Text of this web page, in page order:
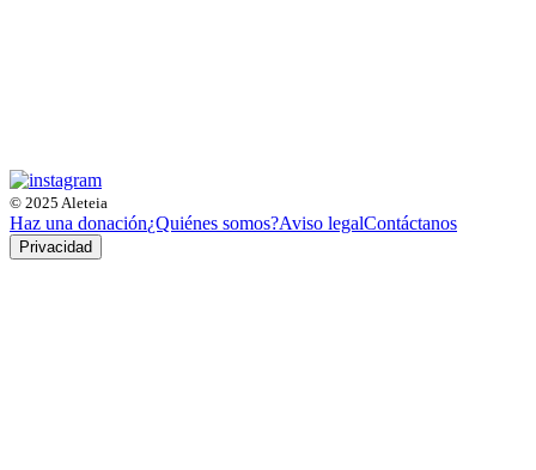
© 2025 Aleteia
Haz una donación¿Quiénes somos?Aviso legalContáctanos
Privacidad